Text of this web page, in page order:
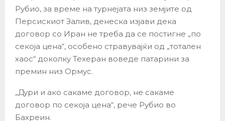
Рубио, за време на турнејата низ земјите од
Персискиот Залив, денеска изјави дека
договор со Иран не треба да се постигне „по
секоја цена“, особено стравувајќи од „тотален
хаос“ доколку Техеран воведе патарини за
премин низ Ормус.
„Дури и ако сакаме договор, не сакаме
договор по секоја цена“, рече Рубио во
Бахреин.